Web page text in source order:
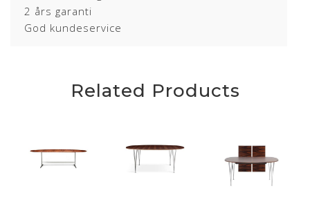
2 års garanti
God kundeservice
Related Products